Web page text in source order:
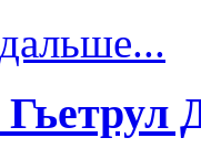
Гьетрул